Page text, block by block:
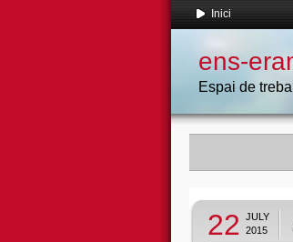
Inici
ens-
Espai de
22 JULY
2015